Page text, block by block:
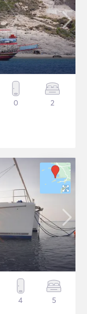
0 2
4 5